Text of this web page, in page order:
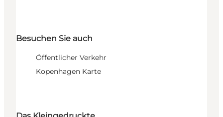
Besuchen Sie auch
Öffentlicher Verkehr
Kopenhagen Karte